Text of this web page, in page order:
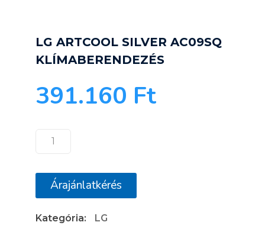
LG ARTCOOL SILVER AC09SQ
KLÍMABERENDEZÉS
391.160 Ft
SILVER
AC09SQ
mennyiség
Árajánlatkérés
Kategória: LG